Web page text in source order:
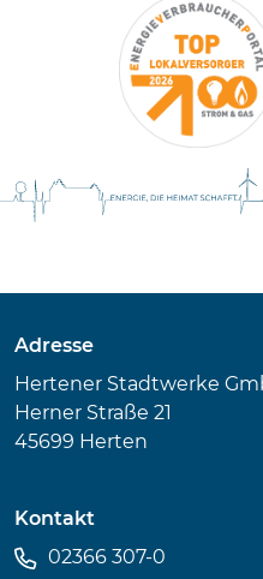
Adresse
Hertener Stadtwerke
Herner Straße 21
45699 Herten
Kontakt
02366 307-0